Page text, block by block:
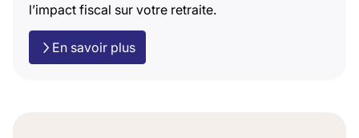
l’impact fiscal sur votre retraite.
En savoir plus